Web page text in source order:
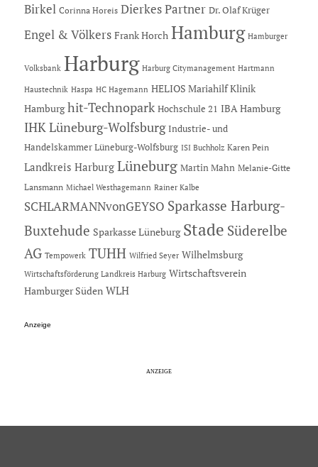
Birkel Corinna Horeis Dierkes Partner Dr. Olaf Krüger
Engel & Völkers Frank Horch Hamburg Hamburger
Volksbank Harburg Harburg Citymanagement Hartmann
Haustechnik Haspa HC Hagemann HELIOS Mariahilf Klinik
Hamburg hit-Technopark Hochschule 21 IBA Hamburg
IHK Lüneburg-Wolfsburg Industrie- und
Handelskammer Lüneburg-Wolfsburg ISI Buchholz Karen Pein
Landkreis Harburg Lüneburg Martin Mahn Melanie-Gitte
Lansmann Michael Westhagemann Rainer Kalbe
SCHLARMANNvonGEYSO Sparkasse Harburg-
Buxtehude Sparkasse Lüneburg Stade Süderelbe
AG Tempowerk TUHH Wilfried Seyer Wilhelmsburg
Wirtschaftsförderung Landkreis Harburg Wirtschaftsverein
Hamburger Süden WLH
Anzeige